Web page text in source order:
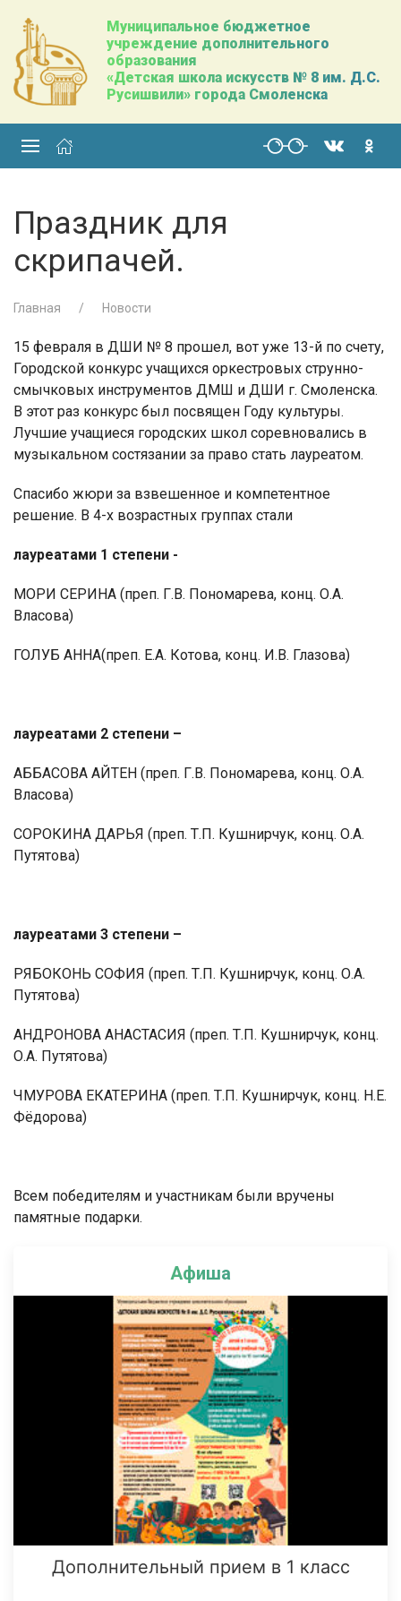
Муниципальное бюджетное
учреждение дополнительного
образования
«Детская школа искусств № 8 им. Д.С.
Русишвили» города Смоленска
Афиша
Дополнительный прием в 1 класс
Праздник для
скрипачей.
Главная Новости
15 февраля в ДШИ № 8 прошел, вот уже 13-й по счету,
Городской конкурс учащихся оркестровых струнно-
смычковых инструментов ДМШ и ДШИ г. Смоленска.
В этот раз конкурс был посвящен Году культуры.
Лучшие учащиеся городских школ соревновались в
музыкальном состязании за право стать лауреатом.
Спасибо жюри за взвешенное и компетентное
решение. В 4-х возрастных группах стали
лауреатами 1 степени -
МОРИ СЕРИНА (преп. Г.В. Пономарева, конц. О.А.
Власова)
ГОЛУБ АННА(преп. Е.А. Котова, конц. И.В. Глазова)
лауреатами 2 степени –
АББАСОВА АЙТЕН (преп. Г.В. Пономарева, конц. О.А.
Власова)
СОРОКИНА ДАРЬЯ (преп. Т.П. Кушнирчук, конц. О.А.
Путятова)
лауреатами 3 степени –
РЯБОКОНЬ СОФИЯ (преп. Т.П. Кушнирчук, конц. О.А.
Путятова)
АНДРОНОВА АНАСТАСИЯ (преп. Т.П. Кушнирчук, конц.
О.А. Путятова)
ЧМУРОВА ЕКАТЕРИНА (преп. Т.П. Кушнирчук, конц. Н.Е.
Фёдорова)
Всем победителям и участникам были вручены
памятные подарки.